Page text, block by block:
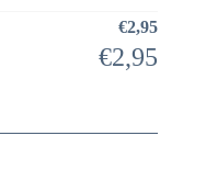
€2,95
€2,95